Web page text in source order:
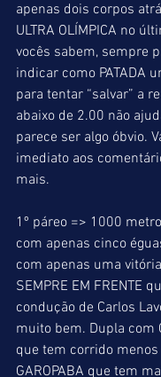
apenas dois corpos
ULTRA OLÍMPICA no
vocês sabem, sempre
indicar como PATADA
para tentar “salvar” a
abaixo de 2.00 não
parece ser algo óbvio.
imediato aos
mais.
1º páreo => 1000
com apenas cinco
com apenas uma
SEMPRE EM FRENTE
condução de Carlos
muito bem. Dupla com
que tem corrido menos
GAROPABA que tem